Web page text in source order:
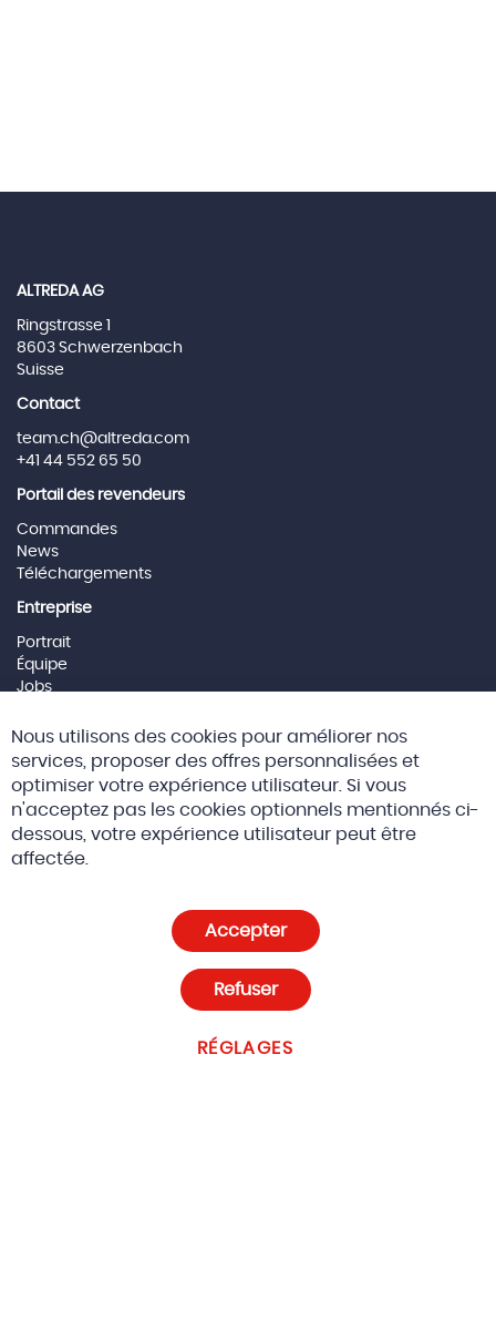
ALTREDA AG
Ringstrasse 1
8603 Schwerzenbach
Suisse
Contact
team.ch@altreda.com
+41 44 552 65 50
Portail des revendeurs
Commandes
News
Téléchargements
Entreprise
Portrait
Équipe
Jobs
Social Media
© 2026 Altreda SA CGV
Paramètres des cookies
Nous utilisons des cookies pour améliorer nos
services, proposer des offres personnalisées et
optimiser votre expérience utilisateur. Si vous
n'acceptez pas les cookies optionnels mentionnés ci-
dessous, votre expérience utilisateur peut être
affectée.
Accepter
RÉGLAGES
Refuser